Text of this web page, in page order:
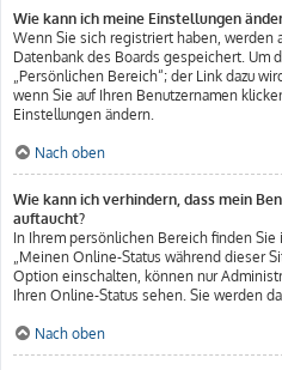
Wie kann ich meine Einstellungen
Wenn Sie sich registriert haben, werden
Datenbank des Boards gespeichert. Um
„Persönlichen Bereich“; der Link dazu
wenn Sie auf Ihren Benutzernamen
Einstellungen ändern.
Nach oben
Wie kann ich verhindern, dass mein
auftaucht?
In Ihrem persönlichen Bereich finden
„Meinen Online-Status während dieser
Option einschalten, können nur
Ihren Online-Status sehen. Sie werden
Nach oben